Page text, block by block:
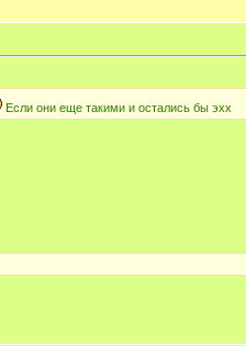
Если они еще такими и остались бы эхх